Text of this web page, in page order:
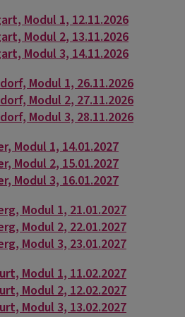
Modul 1, 12.11.2026
Modul 2, 13.11.2026
Modul 3, 14.11.2026
Modul 1, 26.11.2026
Modul 2, 27.11.2026
Modul 3, 28.11.2026
Modul 1, 14.01.2027
Modul 2, 15.01.2027
Modul 3, 16.01.2027
Modul 1, 21.01.2027
Modul 2, 22.01.2027
Modul 3, 23.01.2027
Modul 1, 11.02.2027
Modul 2, 12.02.2027
Modul 3, 13.02.2027